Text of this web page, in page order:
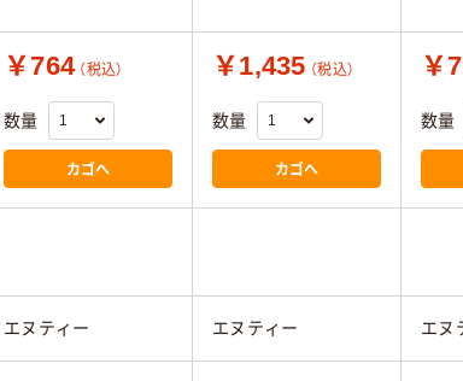
￥764 （税込）
数量
カゴへ
￥1,435 （税込）
数量
カゴへ
￥
数量
エヌティー エヌティー エヌ